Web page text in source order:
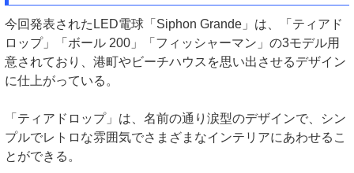
今回発表されたLED電球「Siphon Grande」は、「ティアド
ロップ」「ボール 200」「フィッシャーマン」の3モデル用
意されており、港町やビーチハウスを思い出させるデザイン
に仕上がっている。
「ティアドロップ」は、名前の通り涙型のデザインで、シン
プルでレトロな雰囲気でさまざまなインテリアにあわせるこ
とができる。